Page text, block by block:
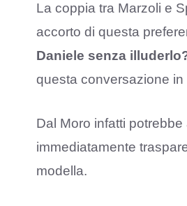
La coppia tra Marzoli e
accorto di questa
Daniele senza
questa conversazione in
Dal Moro infatti
immediatamente
modella.